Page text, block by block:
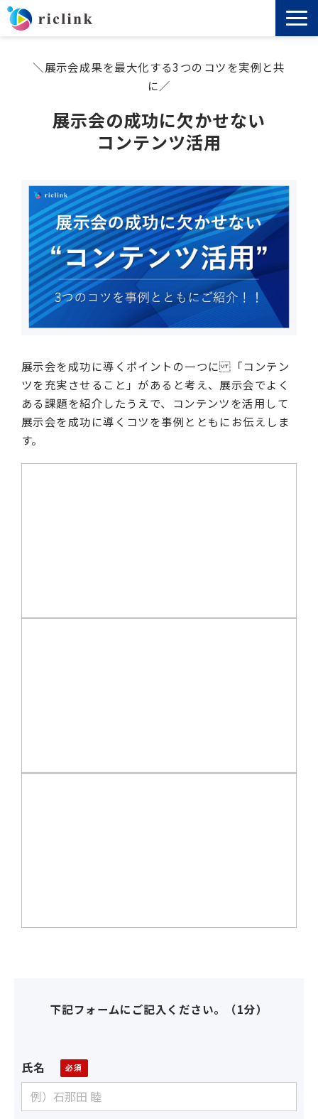
ノウハウ
お役立ち資料
よくあるご質問
＼展示会成果を最大化する3つのコツを実例と共
に／
展示会の成功に欠かせない
コンテンツ活用
展示会を成功に導くポイントの一つに 「コンテン
ツを充実させること」があると考え、展示会でよく
ある課題を紹介したうえで、コンテンツを活用して
展示会を成功に導くコツを事例とともにお伝えしま
す。
下記フォームにご記入ください。（1分）
氏名